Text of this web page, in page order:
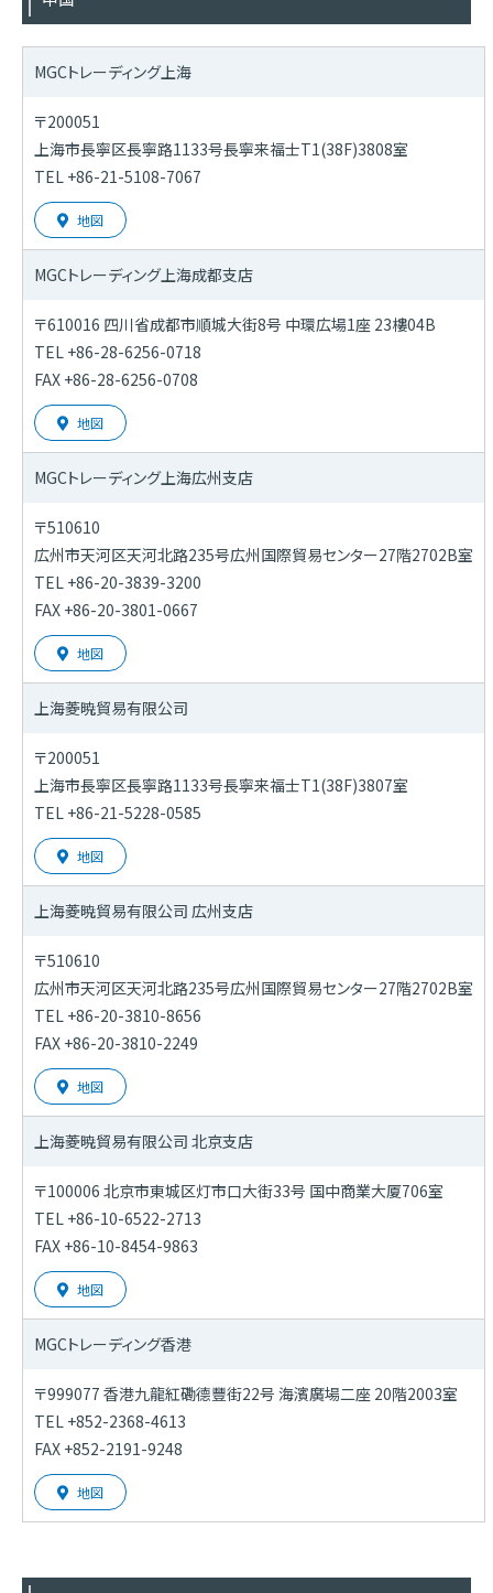
MGCトレーディング上海
〒200051
上海市長寧区長寧路1133号長寧来福士T1(38F)3808室
TEL +86-21-5108-7067
地図
MGCトレーディング上海成都支店
〒610016 四川省成都市順城大街8号 中環広場1座 23樓04B
TEL +86-28-6256-0718
FAX +86-28-6256-0708
地図
MGCトレーディング上海広州支店
〒510610
広州市天河区天河北路235号広州国際貿易センター27階2702B室
TEL +86-20-3839-3200
FAX +86-20-3801-0667
地図
上海菱暁貿易有限公司
〒200051
上海市長寧区長寧路1133号長寧来福士T1(38F)3807室
TEL +86-21-5228-0585
地図
上海菱暁貿易有限公司 広州支店
〒510610
広州市天河区天河北路235号広州国際貿易センター27階2702B室
TEL +86-20-3810-8656
FAX +86-20-3810-2249
地図
上海菱暁貿易有限公司 北京支店
〒100006 北京市東城区灯市口大街33号 国中商業大厦706室
TEL +86-10-6522-2713
FAX +86-10-8454-9863
地図
MGCトレーディング香港
〒999077 香港九龍紅磡德豐街22号 海濱廣場二座 20階2003室
TEL +852-2368-4613
FAX +852-2191-9248
地図